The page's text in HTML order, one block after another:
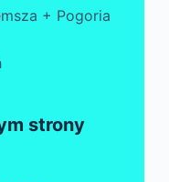
+ Pogoria
strony